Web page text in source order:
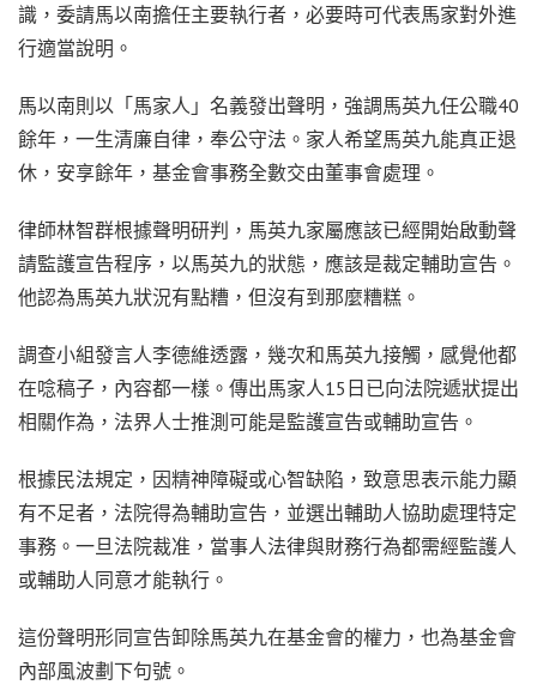
識，委請馬以南擔任主要執行者，必要時可代表馬家對外進
行適當說明。
馬以南則以「馬家人」名義發出聲明，強調馬英九任公職40
餘年，一生清廉自律，奉公守法。家人希望馬英九能真正退
休，安享餘年，基金會事務全數交由董事會處理。
律師林智群根據聲明研判，馬英九家屬應該已經開始啟動聲
請監護宣告程序，以馬英九的狀態，應該是裁定輔助宣告。
他認為馬英九狀況有點糟，但沒有到那麼糟糕。
調查小組發言人李德維透露，幾次和馬英九接觸，感覺他都
在唸稿子，內容都一樣。傳出馬家人15日已向法院遞狀提出
相關作為，法界人士推測可能是監護宣告或輔助宣告。
根據民法規定，因精神障礙或心智缺陷，致意思表示能力顯
有不足者，法院得為輔助宣告，並選出輔助人協助處理特定
事務。一旦法院裁准，當事人法律與財務行為都需經監護人
或輔助人同意才能執行。
這份聲明形同宣告卸除馬英九在基金會的權力，也為基金會
內部風波劃下句號。